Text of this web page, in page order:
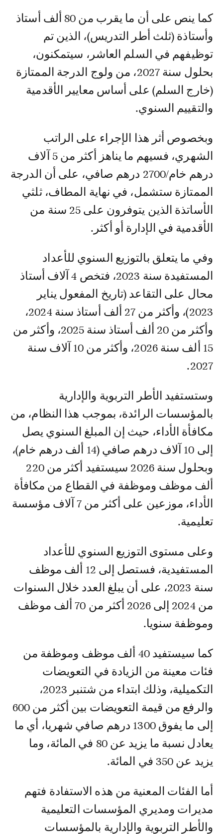
كما ينص على أن ما يقرب من 80 ألف أستاذ
وأستاذة (ثلث أطر التدريس)، الذين تم
توظيفهم في السلم العاشر، سيتمكنون،
بحلول سنة 2027، من ولوج الدرجة الممتازة
(خارج السلم) على أساس معايير الأقدمية
والتقييم السنوي.
وبخصوص أثر هذا الإجراء على الراتب
الشهري، فسيهم ما يناهز أكثر من 5 آلاف
درهم خام/2700 درهم صافي، على أن الدرجة
الممتازة ستشمل، في نهاية المطاف، ثلثي
الأساتذة الذين يتوفرون على 25 سنة من
الأقدمية في الإدارة أو أكثر.
وفي ما يتعلق بالتوزيع السنوي للأعداد
المستفيدة سنة 2023، فتخص 4 آلاف أستاذ
محال على التقاعد (تاريخ المفعول يناير
2023)، وأكثر من 27 ألف أستاذ سنة 2024،
وأكثر من 20 ألف أستاذ سنة 2025، وأكثر من
15 ألف سنة 2026، وأكثر من 10 آلاف سنة
2027.
وستستفيد الأطر التربوية والإدارية
بالمؤسسات الرائدة، بموجب هذا النظام، من
مكافأة الأداء، حيث إن المبلغ السنوي يصل
إلى 10 آلاف درهم صافي (14 ألف درهم خام)،
وبحلول سنة 2026 سيستفيد أكثر من 220
ألف موظف وموظفة في القطاع من مكافأة
الأداء، موزعين على أكثر من 7 آلاف مؤسسة
تعليمية.
وعلى مستوى التوزيع السنوي للأعداد
المستفيدية، فستصل إلى 12 ألف موظف
سنة 2023، على أن يبلغ العدد خلال السنوات
من 2024 إلى 2026 أكثر من 70 ألف موظف
وموظفة سنويا.
كما سيستفيد 40 ألف موظف وموظفة من
فئات معينة من الزيادة في التعويضات
التكميلية، وذلك ابتداء من شتنبر 2023،
والرفع من قيمة التعويضات بين أكثر من 600
إلى ما يفوق 1300 درهم صافي شهريا، أي ما
يعادل نسبة ما يزيد عن 80 في المائة، وما
يزيد عن 350 في المائة.
أما الفئات المعنية من هذه الاستفادة فتهم
مديرات ومديري المؤسسات التعليمية
والأطر التربوية والإدارية بالمؤسسات